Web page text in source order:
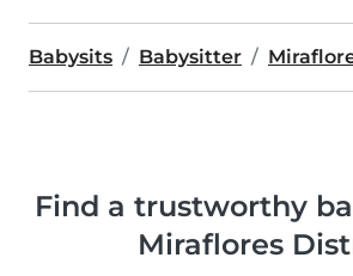
Babysits Babysitter
Find a trustworthy
Miraflores